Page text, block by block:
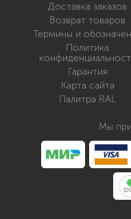
Доставка заказов
Возврат товаров
Термины и
Политика
Гарантия
Карта сайта
Палитра RAL
Мы